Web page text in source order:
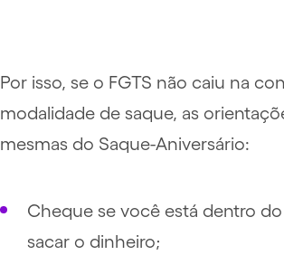
Por isso, se o FGTS não caiu na
modalidade de saque, as
mesmas do Saque-Aniversário:
Cheque se você está dentro
sacar o dinheiro;